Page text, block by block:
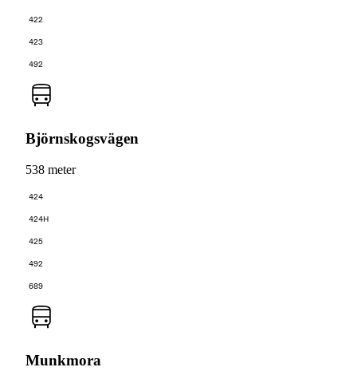
422
423
492
Björnskogsvägen
538 meter
424
424H
425
492
689
Munkmora